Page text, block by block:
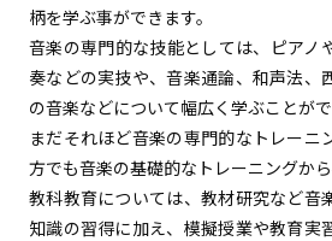
柄を学ぶ事ができます。
音楽の専門的な技能としては、ピアノ
奏などの実技や、音楽通論、和声法、
の音楽などについて幅広く学ぶことがで
まだそれほど音楽の専門的なトレーニ
方でも音楽の基礎的なトレーニングから
教科教育については、教材研究など音
知識の習得に加え、模擬授業や教育実